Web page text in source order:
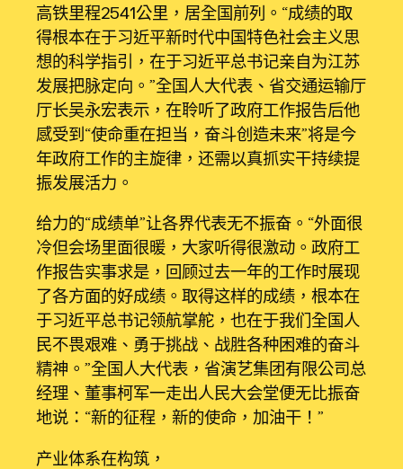
高铁里程2541公里，居全国前列。“成绩的取
得根本在于习近平新时代中国特色社会主义思
想的科学指引，在于习近平总书记亲自为江苏
发展把脉定向。”全国人大代表、省交通运输厅
厅长吴永宏表示，在聆听了政府工作报告后他
感受到“使命重在担当，奋斗创造未来”将是今
年政府工作的主旋律，还需以真抓实干持续提
振发展活力。
给力的“成绩单”让各界代表无不振奋。“外面很
冷但会场里面很暖，大家听得很激动。政府工
作报告实事求是，回顾过去一年的工作时展现
了各方面的好成绩。取得这样的成绩，根本在
于习近平总书记领航掌舵，也在于我们全国人
民不畏艰难、勇于挑战、战胜各种困难的奋斗
精神。”全国人大代表，省演艺集团有限公司总
经理、董事柯军一走出人民大会堂便无比振奋
地说：“新的征程，新的使命，加油干！”
产业体系在构筑，